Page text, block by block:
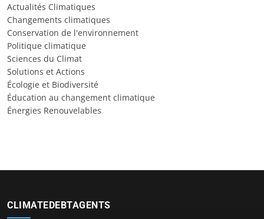
Actualités Climatiques
Changements climatiques
Conservation de l'environnement
Politique climatique
Sciences du Climat
Solutions et Actions
Écologie et Biodiversité
Éducation au changement climatique
Énergies Renouvelables
CLIMATEDEBTAGENTS